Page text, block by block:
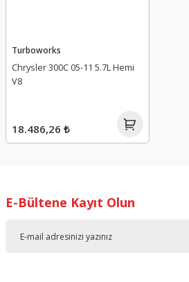
Turboworks
Chrysler 300C 05-11 5.7L Hemi
V8
18.486,26 ₺
E-Bültene Kayıt Olun